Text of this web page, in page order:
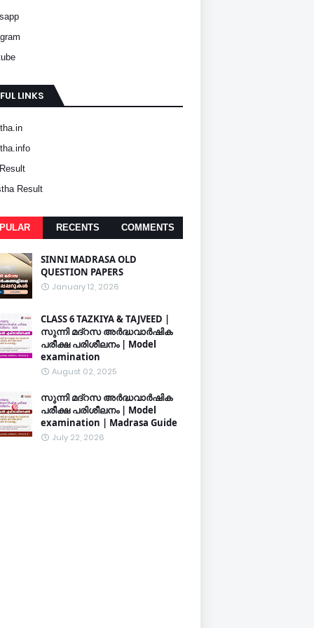
LINKS
Result
RECENTS COMMENTS
SINNI MADRASA OLD
QUESTION PAPERS
January 12, 2026
CLASS 6 TAZKIYA & TAJVEED |
സുന്നി മദ്റസ അർദ്ധവാർഷിക
പരീക്ഷ പരിശീലനം | Model
examination
August 02, 2025
സുന്നി മദ്റസ അർദ്ധവാർഷിക
പരീക്ഷ പരിശീലനം | Model
examination | Madrasa Guide
July 22, 2026